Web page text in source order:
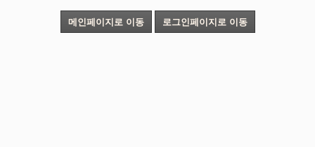
메인페이지로 이동 로그인페이지로 이동